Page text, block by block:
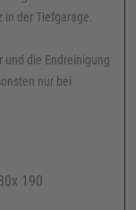
in der Tiefgarage.
und die Endreinigung
nur bei
190